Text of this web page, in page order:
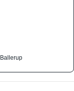
Ballerup